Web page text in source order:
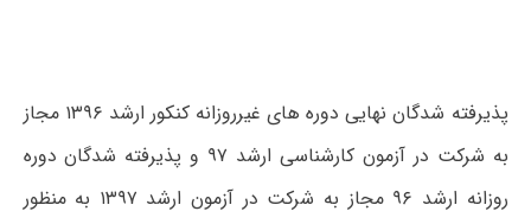
پذیرفته شدگان نهایی دوره های غیرروزانه کنکور ارشد ۱۳۹۶ مجاز
به شرکت در آزمون کارشناسی ارشد ۹۷ و پذیرفته شدگان دوره
روزانه ارشد ۹۶ مجاز به شرکت در آزمون ارشد ۱۳۹۷ به منظور